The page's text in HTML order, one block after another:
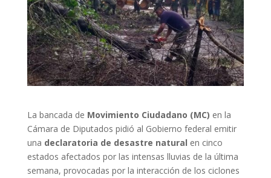
La bancada de Movimiento Ciudadano (MC) en la
Cámara de Diputados pidió al Gobierno federal emitir
una declaratoria de desastre natural en cinco
estados afectados por las intensas lluvias de la última
semana, provocadas por la interacción de los ciclones